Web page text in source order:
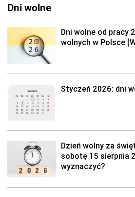
Dni wolne
Dni wolne od pracy
wolnych w Polsce
Styczeń 2026: dni
Dzień wolny za
sobotę 15 sierpnia
wyznaczyć?